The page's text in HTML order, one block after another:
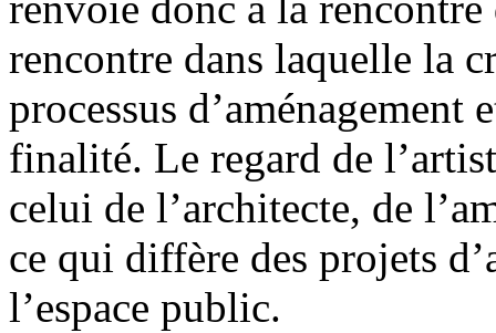
rencontre dans laquelle la
processus
finalité. Le regard de
celui de l’architecte, de
ce qui diffère des projets
l’espace public.